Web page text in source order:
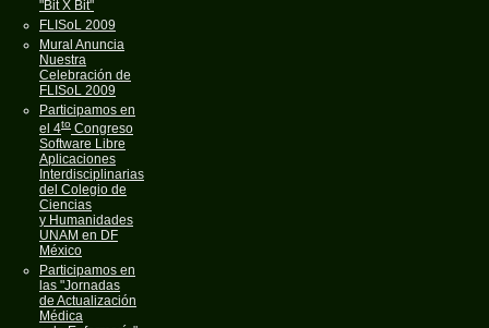
"Bit X Bit"
FLISoL 2009
Mural Anuncia
Nuestra
Celebración de
FLISoL 2009
Participamos en
el 4to Congreso
Software Libre
Aplicaciones
Interdisciplinarias
del Colegio de
Ciencias
y Humanidades
UNAM en DF
México
Participamos en
las "Jornadas
de Actualización
Médica